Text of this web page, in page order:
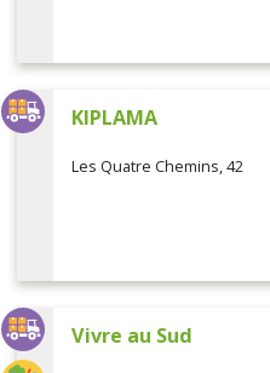
KIPLAMA
Les Quatre Chemins, 42
Vivre au Sud